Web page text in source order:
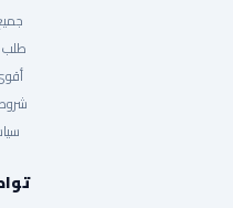
طلب